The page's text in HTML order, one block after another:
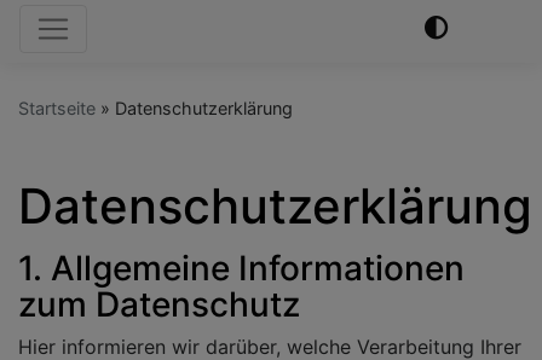
Hauptnavigation
Startseite Datenschutzerklärung
Datenschutzerklärung
1. Allgemeine Informationen
zum Datenschutz
Hier informieren wir darüber, welche Verarbeitung Ihrer